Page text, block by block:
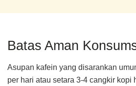
Batas Aman
Asupan kafein yang disarankan
per hari atau setara 3-4 cangkir kopi